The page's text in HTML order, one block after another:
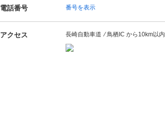
電話番号 番号を表示
アクセス 長崎自動車道 ⁄ 鳥栖IC から10km以内